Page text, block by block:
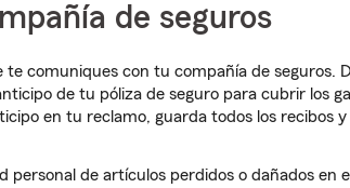
de seguros
comuniques con tu compañía de seguros.
de tu póliza de seguro para cubrir los
en tu reclamo, guarda todos los recibos
personal de artículos perdidos o dañados en